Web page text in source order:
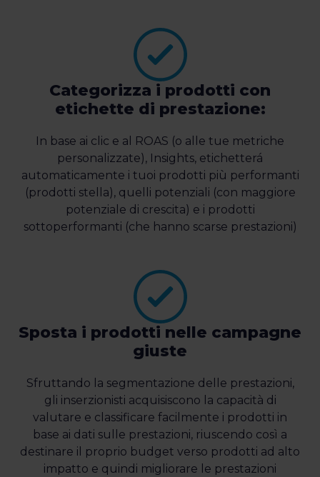
Categorizza i prodotti con
etichette di prestazione:
In base ai clic e al ROAS (o alle tue metriche
personalizzate), Insights, etichetterá
automaticamente i tuoi prodotti più performanti
(prodotti stella), quelli potenziali (con maggiore
potenziale di crescita) e i prodotti
sottoperformanti (che hanno scarse prestazioni)
Sposta i prodotti nelle campagne
giuste
Sfruttando la segmentazione delle prestazioni,
gli inserzionisti acquisiscono la capacità di
valutare e classificare facilmente i prodotti in
base ai dati sulle prestazioni, riuscendo così a
destinare il proprio budget verso prodotti ad alto
impatto e quindi migliorare le prestazioni